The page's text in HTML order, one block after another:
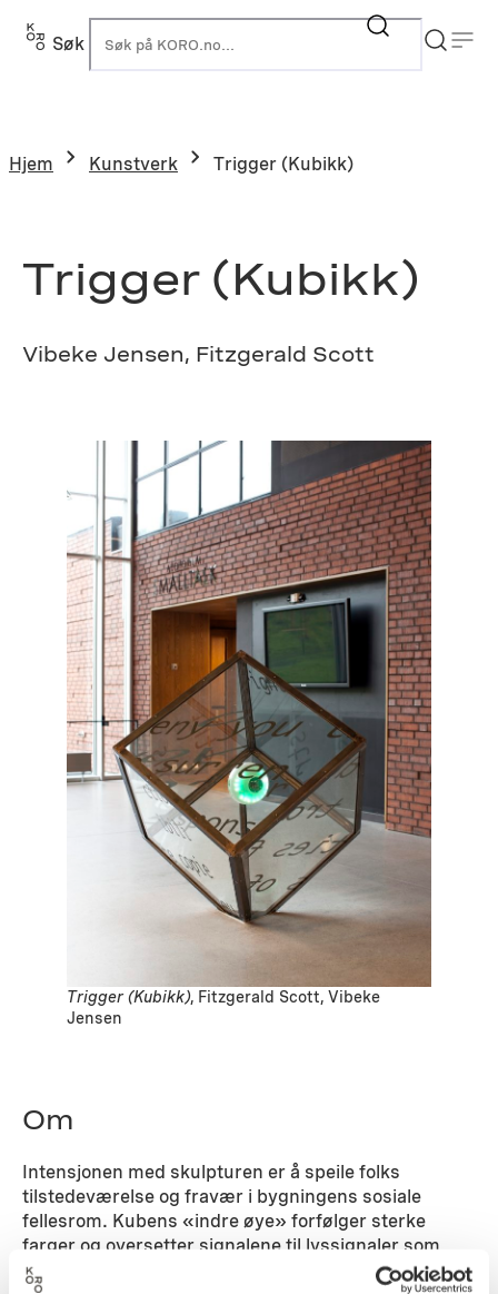
Hopp
Søk
Hjem Kunstverk Trigger (Kubikk)
Trigger (Kubikk)
Vibeke Jensen, Fitzgerald Scott
Trigger (Kubikk), Fitzgerald Scott, Vibeke
Jensen
Om
Intensjonen med skulpturen er å speile folks
tilstedeværelse og fravær i bygningens sosiale
fellesrom. Kubens «indre øye» forfølger sterke
farger og oversetter signalene til lyssignaler som
kringkastes fra en lyskube i byggets andre etasje.